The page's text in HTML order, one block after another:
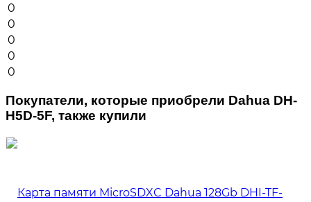
0
0
0
0
0
Покупатели, которые приобрели Dahua DH-
H5D-5F, также купили